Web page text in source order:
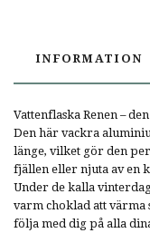
INFORMATION
Vattenflaska Renen –
Den här vackra
länge, vilket gör den
fjällen eller njuta av en
Under de kalla
varm choklad att värma
följa med dig på alla